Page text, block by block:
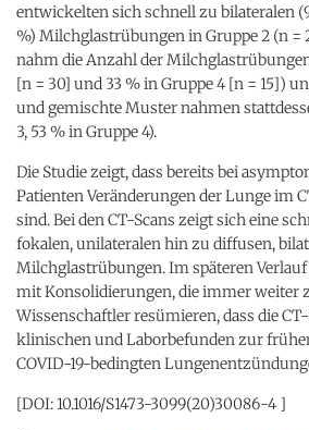
entwickelten sich schnell zu bilateralen
%) Milchglastrübungen in Gruppe 2 (n =
nahm die Anzahl der
[n = 30] und 33 % in Gruppe 4 [n = 15])
und gemischte Muster nahmen
3, 53 % in Gruppe 4).
Die Studie zeigt, dass bereits bei
Patienten Veränderungen der Lunge im
sind. Bei den CT-Scans zeigt sich eine
fokalen, unilateralen hin zu diffusen,
Milchglastrübungen. Im späteren
mit Konsolidierungen, die immer weiter
Wissenschaftler resümieren, dass die
klinischen und Laborbefunden zur
COVID-19-bedingten
[DOI: 10.1016/S1473-3099(20)30086-4 ]